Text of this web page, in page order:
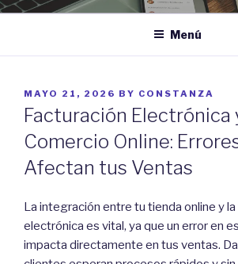
Menú
POSTED
ON
MAYO 21, 2026 BY CONSTANZA
Facturación Electrónica
Comercio Online:
Afectan tus Ventas
La integración entre tu tienda online y
electrónica es vital, ya que un error en
impacta directamente en tus ventas.